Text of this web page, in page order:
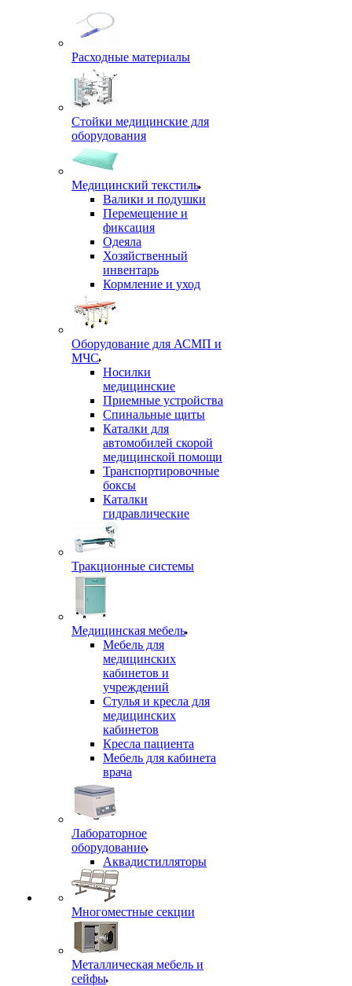
Расходные материалы
Стойки медицинские для
оборудования
Медицинский текстиль
Валики и подушки
Перемещение и
фиксация
Одеяла
Хозяйственный
инвентарь
Кормление и уход
Оборудование для АСМП и
МЧС
Носилки
медицинские
Приемные устройства
Спинальные щиты
Каталки для
автомобилей скорой
медицинской помощи
Транспортировочные
боксы
Каталки
гидравлические
Тракционные системы
Медицинская мебель
Мебель для
медицинских
кабинетов и
учреждений
Стулья и кресла для
медицинских
кабинетов
Кресла пациента
Мебель для кабинета
врача
Лабораторное
оборудование
Аквадистилляторы
Многоместные секции
Металлическая мебель и
сейфы